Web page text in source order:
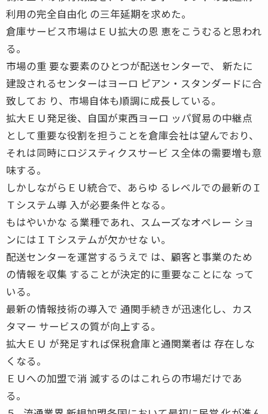
利用の完全自由化 の三年延期を求めた。
倉庫サービス市場はＥＵ拡大の恩 恵をこうむると思われ
る。
市場の重 要な要素のひとつが配送センターで、 新たに
建設されるセンターはヨーロ ピアン・スタンダードに合
致してお り、市場自体も順調に成長している。
拡大ＥＵ発足後、自国が東西ヨーロ ッパ貿易の中継点
として重要な役割を担うことを倉庫会社は望んでおり、
それは同時にロジスティクスサービ ス全体の需要増も意
味する。
しかしながらＥＵ統合で、あらゆ るレベルでの最新のＩ
Ｔシステム導 入が必要条件となる。
もはやいかな る業種であれ、スムーズなオペレー ショ
ンにはＩＴシステムが欠かせな い。
配送センターを運営するうえで は、顧客と事業のため
の情報を収集 することが決定的に重要なことにな って
いる。
最新の情報技術の導入で 通関手続きが迅速化し、カス
タマー サービスの質が向上する。
拡大ＥＵ が発足すれば保税倉庫と通関業者は 存在しな
くなる。
ＥＵへの加盟で消 滅するのはこれらの市場だけであ
る。